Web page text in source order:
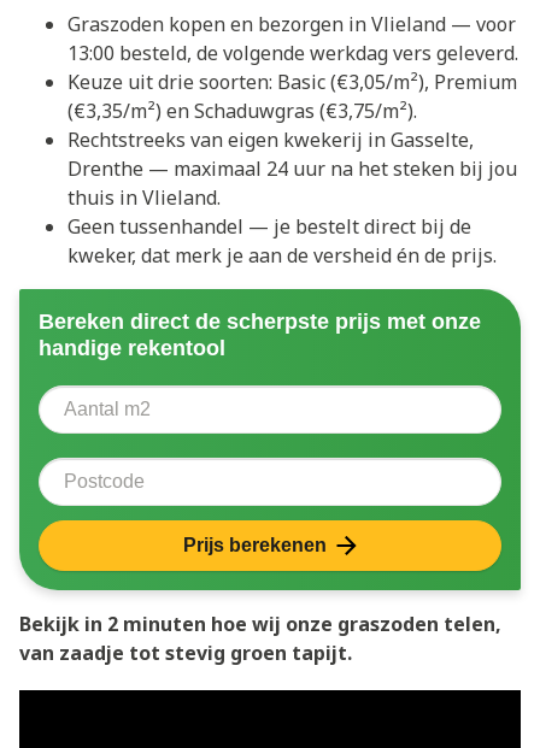
Graszoden kopen en bezorgen in Vlieland — voor
13:00 besteld, de volgende werkdag vers geleverd.
Keuze uit drie soorten: Basic (€3,05/m²), Premium
(€3,35/m²) en Schaduwgras (€3,75/m²).
Rechtstreeks van eigen kwekerij in Gasselte,
Drenthe — maximaal 24 uur na het steken bij jou
thuis in Vlieland.
Geen tussenhandel — je bestelt direct bij de
kweker, dat merk je aan de versheid én de prijs.
Bereken direct de scherpste prijs met onze
handige rekentool
Aantal vierkante meter
Postcode
Prijs berekenen
Bekijk in 2 minuten hoe wij onze graszoden telen,
van zaadje tot stevig groen tapijt.